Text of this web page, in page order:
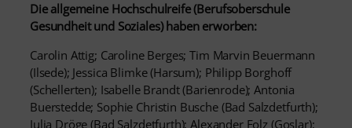
Die allgemeine Hochschulreife (Berufsoberschule
Gesundheit und Soziales) haben erworben:
Carolin Attig; Caroline Berges; Tim Marvin Beuermann
(Ilsede); Jessica Blimke (Harsum); Philipp Borghoff
(Schellerten); Isabelle Brandt (Barienrode); Antonia
Buerstedde; Sophie Christin Busche (Bad Salzdetfurth);
Julia Dröge (Bad Salzdetfurth); Alexander Folz (Goslar);